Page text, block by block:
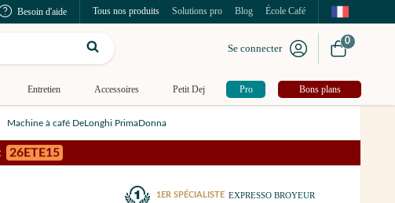
Besoin d'aide Tous nos produits Solutions pro Blog École Café
Se connecter
0
Entretien Accessoires Petit Dej Pro Bons plans
Machine à café DeLonghi PrimaDonna
26ETE15
1ER SPÉCIALISTE EXPRESSO BROYEUR